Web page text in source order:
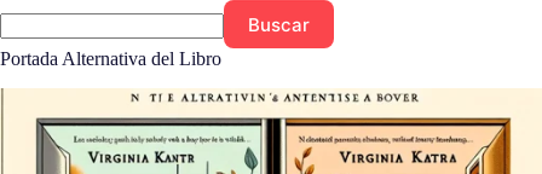
Buscar
Portada Alternativa del Libro